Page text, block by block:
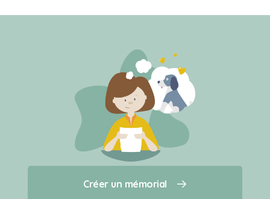
Créer un mémorial
Qui sommes-nous ?
Créer un mémorial